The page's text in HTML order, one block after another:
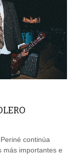
continúa
más importantes e